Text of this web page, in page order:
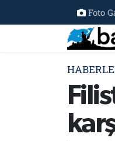
Foto
Röportaj
Haberler
Özel Haber
Röportaj
Haberler
Özel Haber
Nöbetçi
Hava Durumu
Trafik Durumu
Süper Lig Puan